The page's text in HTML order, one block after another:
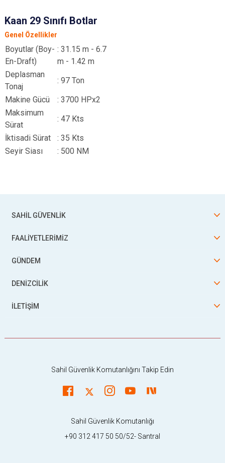
Kaan 29 Sınıfı Botlar
Genel Özellikler
Boyutlar (Boy-
En-Draft)
: 31.15 m - 6.7
m - 1.42 m
Deplasman
Tonaj
: 97 Ton
Makine Gücü
: 3700 HPx2
Maksimum
Sürat
: 47 Kts
İktisadi Sürat
: 35 Kts
Seyir Siası
: 500 NM
SAHİL GÜVENLİK
FAALİYETLERİMİZ
GÜNDEM
DENİZCİLİK
İLETİŞİM
Sahil Güvenlik Komutanlığını Takip Edin
Sahil Güvenlik Komutanlığı
+90 312 417 50 50/52- Santral